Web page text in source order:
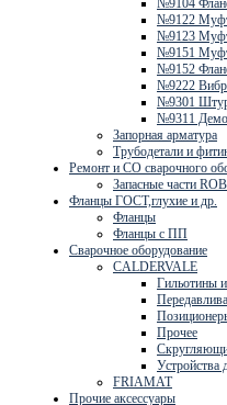
№9104
№9122
№9123
№9151
№9152
№9222
№9301
№9311
Запорная арматура
Трубодетали и
Ремонт и СО сварочного
Запасные части
Фланцы ГОСТ,глухие и др.
Фланцы
Фланцы с ПП
Сварочное оборудование
CALDERVALE
Гильотины
Прочее
Устройства
FRIAMAT
Прочие аксессуары